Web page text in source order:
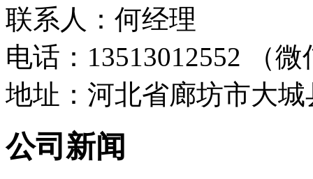
联系人：何经理
电话：13513012552 （
地址：河北省廊坊市大
公司新闻